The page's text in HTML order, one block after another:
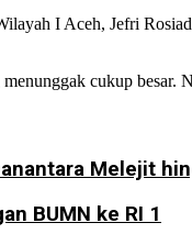
I Aceh, Jefri
cukup
Melejit
BUMN ke RI 1